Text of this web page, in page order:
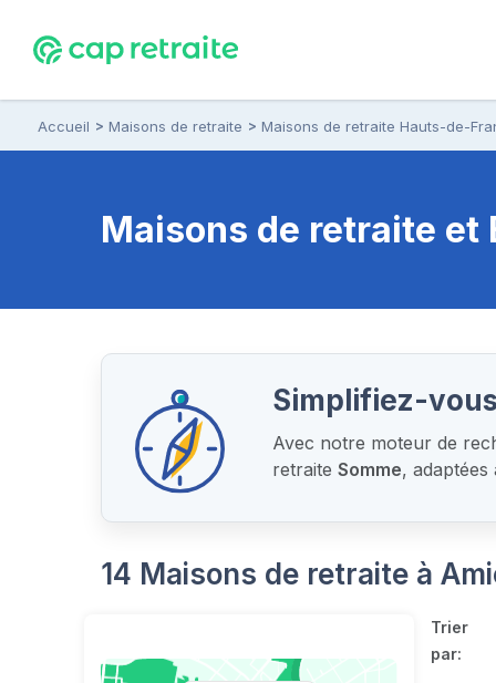
Accueil Maisons de retraite Maisons de retraite Hauts-de-
Maisons de retraite et
Simplifiez-
Avec notre moteur de
retraite Somme,
14 Maisons de retraite à
Trier
par: